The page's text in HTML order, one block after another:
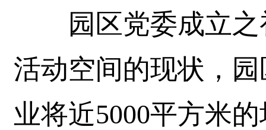
园区党委成立之
活动空间的现状，
业将近5000平方米